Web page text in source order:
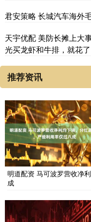
君安策略 长城汽车海外
天宇优配 美防长摊上大
光买龙虾和牛排，就花
推荐资讯
明道配资 马可波罗营收净
成